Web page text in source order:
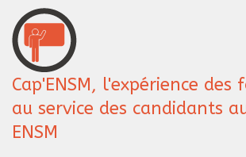
Cap'ENSM, l'expérience des
au service des candidants
ENSM